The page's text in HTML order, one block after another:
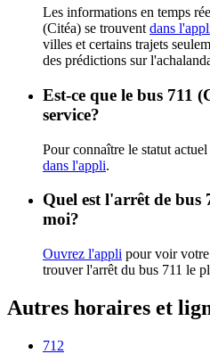
Les informations en temps
(Citéa) se trouvent dans
villes et certains trajets
des prédictions sur
Est-ce que le bus 711
service?
Pour connaître le statut
dans l'appli.
Quel est l'arrêt de bus
moi?
Ouvrez l'appli pour voir votre
trouver l'arrêt du bus 711 le
Autres horaires et
712